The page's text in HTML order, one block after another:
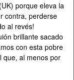
(UK) porque eleva la
contra, perderse
al revés!
brillante sacado
con esta pobre
que, al menos por